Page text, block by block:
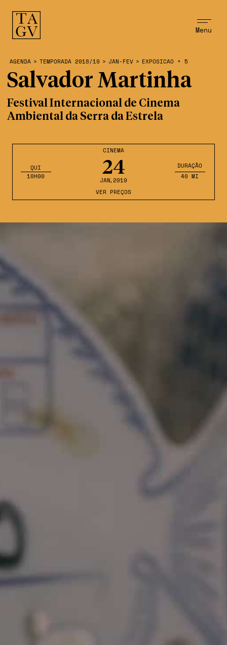
Menu
CINEMA
24
JAN,2019
QUI
10H00
DURAÇÃO
40 MI
VER PREÇOS
AGENDA > TEMPORADA 2018/19 > JAN-FEV > EXPOSICAO + 5
Salvador Martinha
Festival Internacional de Cinema
Ambiental da Serra da Estrela